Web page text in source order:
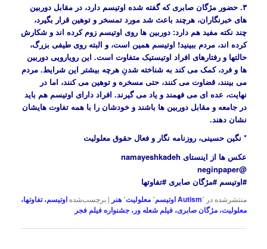
۳. حضور مژگان صابری که گفته شده اوتیسم دارد، در مقابل دوربین
های خبرنگاران، هرچند باعث شد مورد تمسخر و توهین قرار بگیرد،
چند نکته مفید هم دارد: دوربین ها روی اوتیسم زوم کرده اند و شکارش
کرده اند، مردم ببینید! اوتیسم همین است، و البته روی طیفی بزرگ،
حالتها و رفتارهای افراد اوتیستیک متفاوت است. این رویارویی دوربین
ها و فرد، کمک می کند به شناخته شدنِ هرچه بیشتر این شرایط. مردم
می بینند، قضاوت می کنند، حتی مسخره و توهین می کنند، اما در
نهایت، عده ای می فهمند و یاد می گیرند. افراد دارای اوتیسم هم باید
در جامعه و مقابل دوربین ها باشند و خودشان را با همه تفاوت هایشان
نشان دهند.
* نگین حسینی، روزنامه نگار و فعال حقوق معلولیت
عکس ها از اینستای namayeshkadeh
@neginpaper
#اوتیسم #مژگان صابری #تفاوتها
منتشرشده در Autism٬ اوتیسم٬ معلولیت٬ هنر |برچسب‌شده اوتیسم، تفاوتها،
معلولیت، مژگان صابری، فیلم شعله ور، جشنواره فیلم فجر